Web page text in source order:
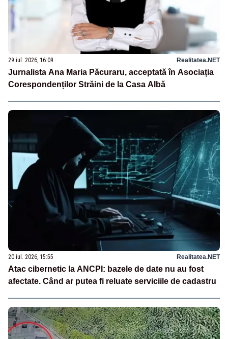
29 iul. 2026, 16:09 Realitatea.NET
Jurnalista Ana Maria Păcuraru, acceptată în Asociația
Corespondenților Străini de la Casa Albă
20 iul. 2026, 15:55 Realitatea.NET
Atac cibernetic la ANCPI: bazele de date nu au fost
afectate. Când ar putea fi reluate serviciile de cadastru